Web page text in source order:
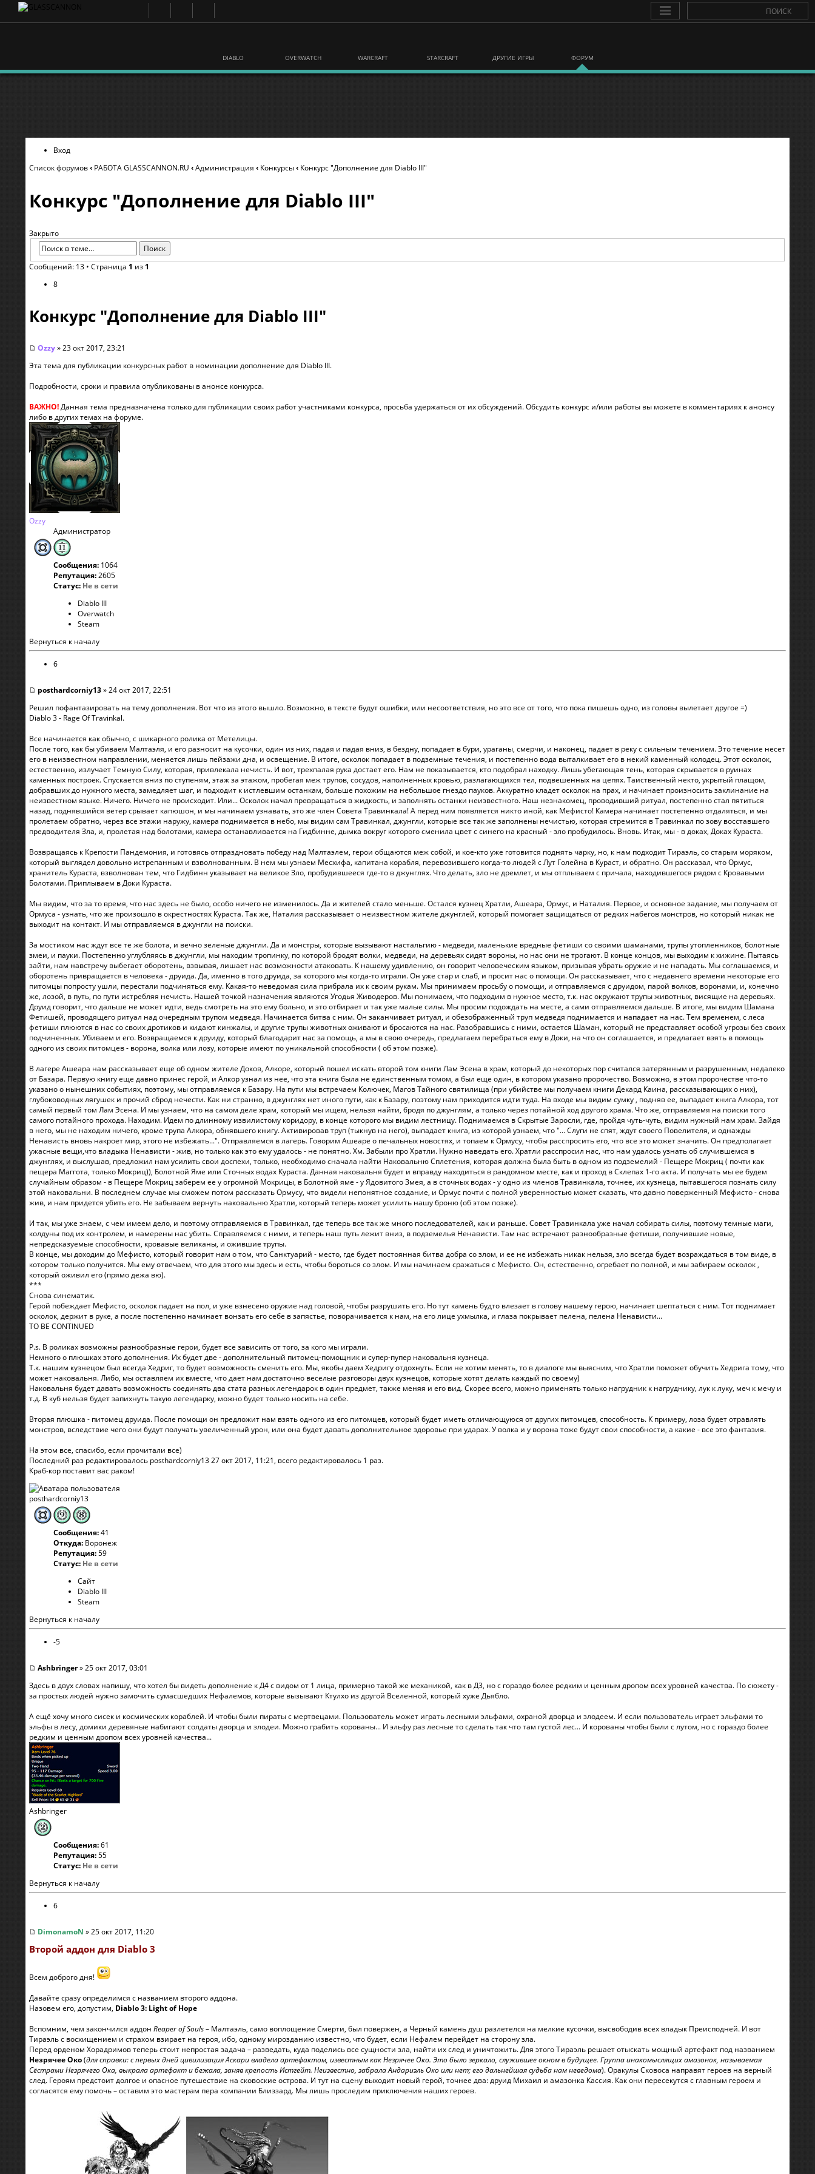
DIABLO OVERWATCH WARCRAFT STARCRAFT ДРУГИЕ ИГРЫ ФОРУМ
Вход
Список форумов‹ РАБОТА GLASSCANNON.RU ‹Администрация ‹ Конкурсы‹ Конкурс "Дополнение для Diablo III"
Конкурс "Дополнение для Diablo III"
Закрыто
Сообщений: 13 • Страница 1 из 1
8
Конкурс "Дополнение для Diablo III"
Ozzy» 23 окт 2017, 23:21
Эта тема для публикации конкурсных работ в номинации дополнение для Diablo III.
Подробности, сроки и правила опубликованы в анонсе конкурса.
ВАЖНО!Данная тема предназначена только для публикации своих работ участниками конкурса, просьба удержаться от их обсуждений. Обсудить конкурс и/или работы вы можете в комментариях к анонсу
либо в других темах на форуме.
Ozzy
Администратор
Сообщения: 1064
Репутация:2605
Статус: Не в сети
Diablo III
Overwatch
Steam
Вернуться к началу
6
posthardcorniy13» 24 окт 2017, 22:51
Решил пофантазировать на тему дополнения. Вот что из этого вышло. Возможно, в тексте будут ошибки, или несоответствия, но это все от того, что пока пишешь одно, из головы вылетает другое =)
Diablo 3 - Rage Of Travinkal.
Все начинается как обычно, с шикарного ролика от Метелицы.
После того, как бы убиваем Малтаэля, и его разносит на кусочки, один из них, падая и падая вниз, в бездну, попадает в бури, ураганы, смерчи, и наконец, падает в реку с сильным течением. Это течение несет
его в неизвестном направлении, меняется лишь пейзажи дна, и освещение. В итоге, осколок попадает в подземные течения, и постепенно вода выталкивает его в некий каменный колодец. Этот осколок,
естественно, излучает Темную Силу, которая, привлекала нечисть. И вот, трехпалая рука достает его. Нам не показывается, кто подобрал находку. Лишь убегающая тень, которая скрывается в руинах
каменных построек. Спускается вниз по ступеням, этаж за этажом, пробегая меж трупов, сосудов, наполненных кровью, разлагающихся тел, подвешенных на цепях. Таиственный некто, укрытый плащом,
добравших до нужного места, замедляет шаг, и подходит к истлевшим останкам, больше похожим на небольшое гнездо пауков. Аккуратно кладет осколок на прах, и начинает произносить заклинание на
неизвестном языке. Ничего. Ничего не происходит. Или... Осколок начал превращаться в жидкость, и заполнять останки неизвестного. Наш незнакомец, проводивший ритуал, постепенно стал пятиться
назад, поднявшийся ветер срывает капюшон, и мы начинаем узнавать, это же член Совета Травинкала! А перед ним появляется никто иной, как Мефисто! Камера начинает постепенно отдаляться, и мы
пролетаем обратно, через все этажи наружу, камера поднимается в небо, мы видим сам Травинкал, джунгли, которые все так же заполнены нечистью, которая стремится в Травинкал по зову восставшего
предводителя Зла, и, пролетая над болотами, камера останавливается на Гидбинне, дымка вокруг которого сменила цвет с синего на красный - зло пробудилось. Вновь. Итак, мы - в доках, Доках Кураста.
Возвращаясь к Крепости Пандемония, и готовясь отпраздновать победу над Малтаэлем, герои общаются меж собой, и кое-кто уже готовится поднять чарку, но, к нам подходит Тираэль, со старым моряком,
который выглядел довольно истрепанным и взволнованным. В нем мы узнаем Месхифа, капитана корабля, перевозившего когда-то людей с Лут Голейна в Кураст, и обратно. Он рассказал, что Ормус,
хранитель Кураста, взволнован тем, что Гидбинн указывает на великое Зло, пробудившееся где-то в джунглях. Что делать, зло не дремлет, и мы отплываем с причала, находившегося рядом с Кровавыми
Болотами. Приплываем в Доки Кураста.
Мы видим, что за то время, что нас здесь не было, особо ничего не изменилось. Да и жителей стало меньше. Остался кузнец Хратли, Ашеара, Ормус, и Наталия. Первое, и основное задание, мы получаем от
Ормуса - узнать, что же произошло в окрестностях Кураста. Так же, Наталия рассказывает о неизвестном жителе джунглей, который помогает защищаться от редких набегов монстров, но который никак не
выходит на контакт. И мы отправляемся в джунгли на поиски.
За мостиком нас ждут все те же болота, и вечно зеленые джунгли. Да и монстры, которые вызывают настальгию - медведи, маленькие вредные фетиши со своими шаманами, трупы утопленников, болотные
змеи, и пауки. Постепенно углубляясь в джунгли, мы находим тропинку, по которой бродят волки, медведи, на деревьях сидят вороны, но нас они не трогают. В конце концов, мы выходим к хижине. Пытаясь
зайти, нам навстречу выбегает оборотень, взвывая, лишает нас возможности атаковать. К нашему удивлению, он говорит человеческим языком, призывая убрать оружие и не нападать. Мы соглашаемся, и
оборотень привращается в человека - друида. Да, именно в того друида, за которого мы когда-то играли. Он уже стар и слаб, и просит нас о помощи. Он рассказывает, что с недавнего времени некоторые его
питомцы попросту ушли, перестали подчиняться ему. Какая-то неведомая сила прибрала их к своим рукам. Мы принимаем просьбу о помощи, и отправляемся с друидом, парой волков, воронами, и, конечно
же, лозой, в путь, по пути истребляя нечисть. Нашей точкой назначения являются Угодья Живодеров. Мы понимаем, что подходим в нужное место, т.к. нас окружают трупы животных, висящие на деревьях.
Друид говорит, что дальше не может идти, ведь смотреть на это ему больно, и это отбирает и так уже малые силы. Мы просим подождать на месте, а сами отправляемся дальше. В итоге, мы видим Шамана
Фетишей, проводящего ритуал над очередным трупом медведя. Начинается битва с ним. Он заканчивает ритуал, и обезображенный труп медведя поднимается и нападает на нас. Тем временем, с леса
фетиши плюются в нас со своих дротиков и кидают кинжалы, и другие трупы животных оживают и бросаются на нас. Разобравшись с ними, остается Шаман, который не представляет особой угрозы без своих
подчиненных. Убиваем и его. Возвращаемся к друиду, который благодарит нас за помощь, а мы в свою очередь, предлагаем перебраться ему в Доки, на что он соглашается, и предлагает взять в помощь
одного из своих питомцев - ворона, волка или лозу, которые имеют по уникальной способности ( об этом позже).
В лагере Ашеара нам рассказывает еще об одном жителе Доков, Алкоре, который пошел искать второй том книги Лам Эсена в храм, который до некоторых пор считался затерянным и разрушенным, недалеко
от Базара. Первую книгу еще давно принес герой, и Алкор узнал из нее, что эта книга была не единственным томом, а был еще один, в котором указано пророчество. Возможно, в этом пророчестве что-то
указано о нынешних событиях, поэтому, мы отправляемся к Базару. На пути мы встречаем Колючек, Магов Тайного святилища (при убийстве мы получаем книги Декард Каина, рассказывающих о них),
глубоководных лягушек и прочий сброд нечести. Как ни странно, в джунглях нет иного пути, как к Базару, поэтому нам приходится идти туда. На входе мы видим сумку , подняв ее, выпадает книга Алкора, тот
самый первый том Лам Эсена. И мы узнаем, что на самом деле храм, который мы ищем, нельзя найти, бродя по джунглям, а только через потайной ход другого храма. Что же, отправляемя на поиски того
самого потайного прохода. Находим. Идем по длинному извилистому коридору, в конце которого мы видим лестницу. Поднимаемся в Скрытые Заросли, где, пройдя чуть-чуть, видим нужный нам храм. Зайдя
в него, мы не находим ничего, кроме трупа Алкора, обнявшего книгу. Активировав труп (тыкнув на него), выпадает книга, из которой узнаем, что "... Слуги не спят, ждут своего Повелителя, и однажды
Ненависть вновь накроет мир, этого не избежать...". Отправляемся в лагерь. Говорим Ашеаре о печальных новостях, и топаем к Ормусу, чтобы расспросить его, что все это может значить. Он предполагает
ужасные вещи,что владыка Ненависти - жив, но только как это ему удалось - не понятно. Хм. Забыли про Хратли. Нужно наведать его. Хратли расспросил нас, что нам удалось узнать об случившемся в
джунглях, и выслушав, предложил нам усилить свои доспехи, только, необходимо сначала найти Наковальню Сплетения, которая должна была быть в одном из подземелий - Пещере Мокриц ( почти как
пещера Маггота, только Мокриц)), Болотной Яме или Сточных водах Кураста. Данная наковальня будет и вправду находиться в рандомном месте, как и проход в Склепах 1-го акта. И получать мы ее будем
случайным образом - в Пещере Мокриц заберем ее у огромной Мокрицы, в Болотной яме - у Ядовитого Змея, а в сточных водах - у одно из членов Травинкала, точнее, их кузнеца, пытавшегося познать силу
этой наковальни. В последнем случае мы сможем потом рассказать Ормусу, что видели непонятное создание, и Ормус почти с полной уверенностью может сказать, что давно поверженный Мефисто - снова
жив, и нам придется убить его. Не забываем вернуть наковальню Хратли, который теперь может усилить нашу броню (об этом позже).
И так, мы уже знаем, с чем имеем дело, и поэтому отправляемся в Травинкал, где теперь все так же много последователей, как и раньше. Совет Травинкала уже начал собирать силы, поэтому темные маги,
колдуны под их контролем, и намерены нас убить. Справляемся с ними, и теперь наш путь лежит вниз, в подземелья Ненависти. Там нас встречают разнообразные фетиши, получившие новые,
непредсказуемые способности, кровавые великаны, и ожившие трупы.
В конце, мы доходим до Мефисто, который говорит нам о том, что Санктуарий - место, где будет постоянная битва добра со злом, и ее не избежать никак нельзя, зло всегда будет возраждаться в том виде, в
котором только получится. Мы ему отвечаем, что для этого мы здесь и есть, чтобы бороться со злом. И мы начинаем сражаться с Мефисто. Он, естественно, огребает по полной, и мы забираем осколок ,
который оживил его (прямо дежа вю).
***
Снова синематик.
Герой побеждает Мефисто, осколок падает на пол, и уже взнесено оружие над головой, чтобы разрушить его. Но тут камень будто влезает в голову нашему герою, начинает шептаться с ним. Тот поднимает
осколок, держит в руке, а после постепенно начинает вонзать его себе в запястье, поворачивается к нам, на его лице ухмылка, и глаза покрывает пелена, пелена Ненависти...
TO BE CONTINUED
P.s. В роликах возможны разнообразные герои, будет все зависить от того, за кого мы играли.
Немного о плюшках этого дополнения. Их будет две - дополнительный питомец-помощник и супер-пупер наковальня кузнеца.
Т.к. нашим кузнецом был всегда Хедриг, то будет возможность сменить его. Мы, якобы даем Хедригу отдохнуть. Если не хотим менять, то в диалоге мы выясним, что Хратли поможет обучить Хедрига тому, что
может наковальня. Либо, мы оставляем их вместе, что дает нам достаточно веселые разговоры двух кузнецов, которые хотят делать каждый по своему)
Наковальня будет давать возможность соединять два стата разных легендарок в один предмет, также меняя и его вид. Скорее всего, можно применять только нагрудник к нагруднику, лук к луку, меч к мечу и
т.д. В куб нельзя будет запихнуть такую легендарку, можно будет только носить на себе.
Вторая плюшка - питомец друида. После помощи он предложит нам взять одного из его питомцев, который будет иметь отличающуюся от других питомцев, способность. К примеру, лоза будет отравлять
монстров, вследствие чего они будут получать увеличенный урон, или она будет давать дополнительное здоровье при ударах. У волка и у ворона тоже будут свои способности, а какие - все это фантазия.
На этом все, спасибо, если прочитали все)
Последний раз редактировалось posthardcorniy1327 окт 2017, 11:21, всего редактировалось 1 раз.
Краб-кор поставит вас раком!
posthardcorniy13
Сообщения:41
Откуда: Воронеж
Репутация:59
Статус: Не в сети
Сайт
Diablo III
Steam
Вернуться к началу
-5
Ashbringer» 25 окт 2017, 03:01
Здесь в двух словах напишу, что хотел бы видеть дополнение к Д4 с видом от 1 лица, примерно такой же механикой, как в Д3, но с гораздо более редким и ценным дропом всех уровней качества. По сюжету -
за простых людей нужно замочить сумасшедших Нефалемов, которые вызывают Ктулхо из другой Вселенной, который хуже Дьябло.
А ещё хочу много сисек и космических кораблей. И чтобы были пираты с мертвецами. Пользователь может играть лесными эльфами, охраной дворца и злодеем. И если пользователь играет эльфами то
эльфы в лесу, домики деревяные набигают солдаты дворца и злодеи. Можно грабить корованы... И эльфу раз лесные то сделать так что там густой лес... И корованы чтобы были с лутом, но с гораздо более
редким и ценным дропом всех уровней качества...
Ashbringer
Сообщения:61
Репутация:55
Статус: Не в сети
Вернуться к началу
6
DimonamoN » 25 окт 2017, 11:20
Второй аддон для Diablo 3
Всем доброго дня!
Давайте сразу определимся с названием второго аддона.
Назовем его, допустим, Diablo 3: Light of Hope
Вспомним, чем закончился аддон Reaper of Souls– Малтаэль, само воплощение Смерти, был повержен, а Черный камень душ разлетелся на мелкие кусочки, высвободив всех владык Преисподней. И вот
Тираэль с восхищением и страхом взирает на героя, ибо, одному мирозданию известно, что будет, если Нефалем перейдет на сторону зла.
Перед орденом Хорадримов теперь стоит непростая задача – разведать, куда поделись все сущности зла, найти их след и уничтожить. Для этого Тираэль решает отыскать мощный артефакт под названием
Незрячее Око(для справки: с первых дней цивилизация Аскари владела артефактом, известным как Незрячее Око. Это было зеркало, служившее окном в будущее. Группа инакомыслящих амазонок, называемая
Сёстрами Незрячего Ока, выкрала артефакт и бежала, заняв крепость Истгейт. Неизвестно, забрала Андариэль Око или нет; его дальнейшая судьба нам неведома). Оракулы Сковоса направят героев на верный
след. Героям предстоит долгое и опасное путешествие на сковоские острова. И тут на сцену выходит новый герой, точнее два: друид Михаил и амазонка Кассия. Как они пересекутся с главным героем и
согласятся ему помочь – оставим это мастерам пера компании Близзард. Мы лишь проследим приключения наших героев.